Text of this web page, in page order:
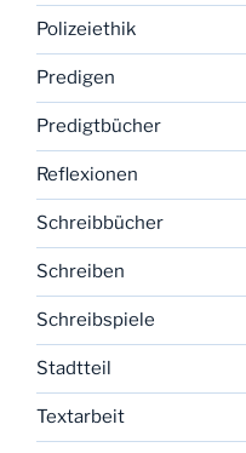
Polizeiethik
Predigen
Predigtbücher
Reflexionen
Schreibbücher
Schreiben
Schreibspiele
Stadtteil
Textarbeit